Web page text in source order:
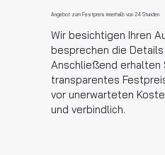
Angebot zum Festpreis innerhalb von 24 Stunden
Wir besichtigen Ihren
besprechen die
Anschließend erhalten
transparentes
vor unerwarteten
und verbindlich.